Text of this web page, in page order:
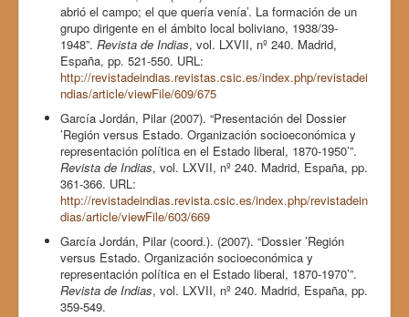
abrió el campo; el que quería venía’. La formación de un
grupo dirigente en el ámbito local boliviano, 1938/39-
1948”. Revista de Indias, vol. LXVII, nº 240. Madrid,
España, pp. 521-550. URL:
http://revistadeindias.revistas.csic.es/index.php/revistadei
ndias/article/viewFile/609/675
García Jordán, Pilar (2007). “Presentación del Dossier
’Región versus Estado. Organización socioeconómica y
representación política en el Estado liberal, 1870-1950’”.
Revista de Indias, vol. LXVII, nº 240. Madrid, España, pp.
361-366. URL:
http://revistadeindias.revista.csic.es/index.php/revistadein
dias/article/viewFile/603/669
García Jordán, Pilar (coord.). (2007). “Dossier ’Región
versus Estado. Organización socioeconómica y
representación política en el Estado liberal, 1870-1970’”.
Revista de Indias, vol. LXVII, nº 240. Madrid, España, pp.
359-549.